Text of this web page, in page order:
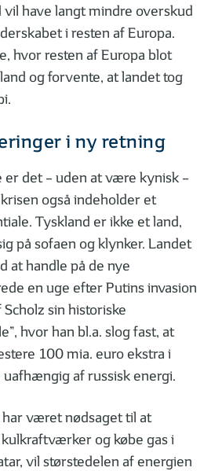
vil have langt mindre overskud
i resten af Europa.
hvor resten af Europa blot
og forvente, at landet tog
i ny retning
er det – uden at være kynisk –
også indeholder et
Tyskland er ikke et land,
på sofaen og klynker. Landet
at handle på de nye
en uge efter Putins invasion
sin historiske
hvor han bl.a. slog fast, at
100 mia. euro ekstra i
af russisk energi.
været nødsaget til at
og købe gas i
vil størstedelen af energien